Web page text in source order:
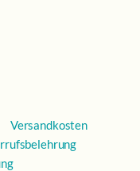
Versandkosten